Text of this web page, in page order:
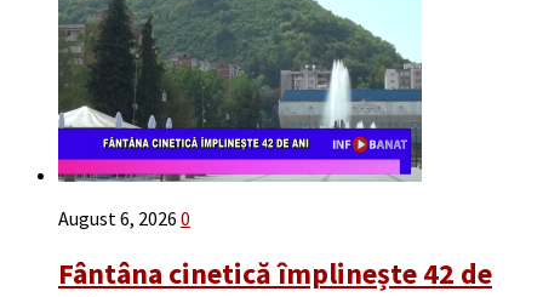
August 6, 2026 0
Fântâna cinetică împlinește 42 de